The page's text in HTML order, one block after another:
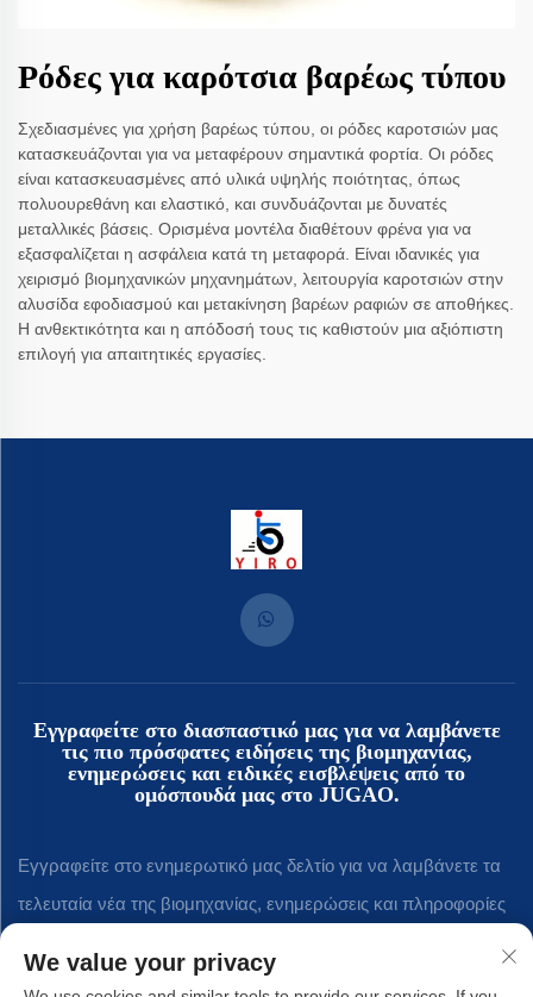
Ρόδες για καρότσια βαρέως τύπου
Σχεδιασμένες για χρήση βαρέως τύπου, οι ρόδες καροτσιών μας
κατασκευάζονται για να μεταφέρουν σημαντικά φορτία. Οι ρόδες
είναι κατασκευασμένες από υλικά υψηλής ποιότητας, όπως
πολυουρεθάνη και ελαστικό, και συνδυάζονται με δυνατές
μεταλλικές βάσεις. Ορισμένα μοντέλα διαθέτουν φρένα για να
εξασφαλίζεται η ασφάλεια κατά τη μεταφορά. Είναι ιδανικές για
χειρισμό βιομηχανικών μηχανημάτων, λειτουργία καροτσιών στην
αλυσίδα εφοδιασμού και μετακίνηση βαρέων ραφιών σε αποθήκες.
Η ανθεκτικότητα και η απόδοσή τους τις καθιστούν μια αξιόπιστη
επιλογή για απαιτητικές εργασίες.
Εγγραφείτε στο διασπαστικό μας για να λαμβάνετε
τις πιο πρόσφατες ειδήσεις της βιομηχανίας,
ενημερώσεις και ειδικές εισβλέψεις από το
ομόσπουδά μας στο JUGAO.
Εγγραφείτε στο ενημερωτικό μας δελτίο για να λαμβάνετε τα
τελευταία νέα της βιομηχανίας, ενημερώσεις και πληροφορίες
We value your privacy